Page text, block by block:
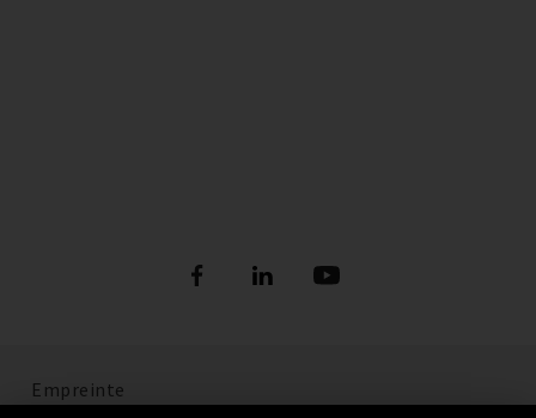
Empreinte